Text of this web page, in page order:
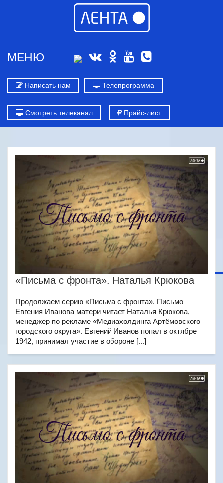
МЕНЮ
Написать нам Телепрограмма
Смотреть телеканал Прайс-лист
«Письма с фронта». Наталья Крюкова
Продолжаем серию «Письма с фронта». Письмо
Евгения Иванова матери читает Наталья Крюкова,
менеджер по рекламе «Медиахолдинга Артёмовского
городского округа». Евгений Иванов попал в октябре
1942, принимал участие в обороне [...]